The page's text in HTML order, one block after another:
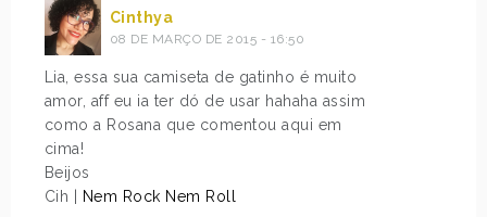
Cinthya
08 DE MARÇO DE 2015 - 16:50
Lia, essa sua camiseta de gatinho é muito
amor, aff eu ia ter dó de usar hahaha assim
como a Rosana que comentou aqui em
cima!
Beijos
Cih |
Nem Rock Nem Roll